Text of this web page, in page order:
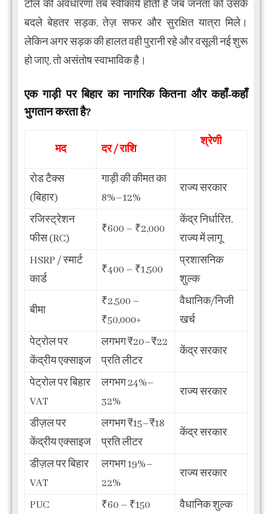
टोल की अवधारणा तब स्वीकार्य होती है जब जनता को उसके
बदले बेहतर सड़क, तेज़ सफर और सुरक्षित यात्रा मिले।
लेकिन अगर सड़क की हालत वही पुरानी रहे और वसूली नई शुरू
हो जाए, तो असंतोष स्वाभाविक है।
एक गाड़ी पर बिहार का नागरिक कितना और कहाँ-कहाँ
भुगतान करता है?
मद दर / राशि
श्रेणी
रोड टैक्स
(बिहार)
गाड़ी की कीमत का
8%–12%
राज्य सरकार
रजिस्ट्रेशन
फीस (RC)
₹600 – ₹2,000
केंद्र निर्धारित,
राज्य में लागू
HSRP / स्मार्ट
कार्ड
₹400 – ₹1,500
प्रशासनिक
शुल्क
बीमा
₹2,500 –
₹50,000+
वैधानिक/निजी
खर्च
पेट्रोल पर
केंद्रीय एक्साइज
लगभग ₹20–₹22
प्रति लीटर
केंद्र सरकार
पेट्रोल पर बिहार
VAT
लगभग 24%–
32%
राज्य सरकार
डीज़ल पर
केंद्रीय एक्साइज
लगभग ₹15–₹18
प्रति लीटर
केंद्र सरकार
डीज़ल पर बिहार
VAT
लगभग 19%–
22%
राज्य सरकार
PUC ₹60 – ₹150 वैधानिक शुल्क